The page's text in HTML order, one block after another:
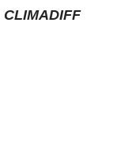
CLIMADIFF